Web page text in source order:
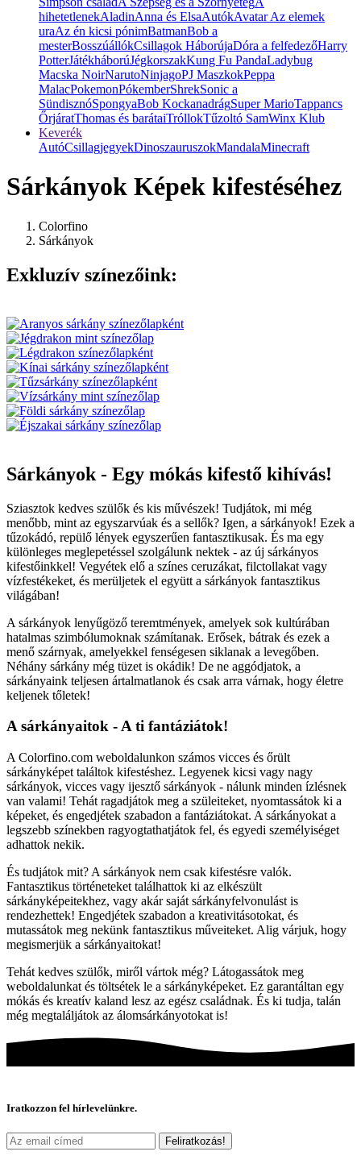
hihetetlenekAladinAnna és ElsaAutókAvatar Az elemek
uraAz én kicsi pónimBatmanBob a
mesterBosszúállókCsillagok HáborújaDóra a felfedezőHarry
PotterJátékháborúJégkorszakKung Fu PandaLadybug
Macska NoirNarutoNinjagoPJ MaszkokPeppa
MalacPokemonPókemberShrekSonic a
SündisznóSpongyaBob KockanadrágSuper MarioTappancs
ŐrjáratThomas és barátaiTróllokTűzoltó SamWinx Klub
Keverék
AutóCsillagjegyekDinoszauruszokMandalaMinecraft
Sárkányok Képek kifestéséhez
Colorfino
Sárkányok
Exkluzív színezőink:
Sárkányok - Egy mókás kifestő kihívás!
Sziasztok kedves szülők és kis művészek! Tudjátok, mi még
menőbb, mint az egyszarvúak és a sellők? Igen, a sárkányok! Ezek a
tűzokádó, repülő lények egyszerűen fantasztikusak. És ma egy
különleges meglepetéssel szolgálunk nektek - az új sárkányos
kifestőinkkel! Vegyétek elő a színes ceruzákat, filctollakat vagy
vízfestékeket, és merüljetek el együtt a sárkányok fantasztikus
világában!
A sárkányok lenyűgöző teremtmények, amelyek sok kultúrában
hatalmas szimbólumoknak számítanak. Erősek, bátrak és ezek a
menő szárnyak, amelyekkel fenségesen siklanak a levegőben.
Néhány sárkány még tüzet is okádik! De ne aggódjatok, a
sárkányaink teljesen ártalmatlanok és csak arra várnak, hogy életre
keljenek tőletek!
A sárkányaitok - A ti fantáziátok!
A Colorfino.com weboldalunkon számos vicces és őrült
sárkányképet találtok kifestéshez. Legyenek kicsi vagy nagy
sárkányok, vicces vagy ijesztő sárkányok - nálunk minden ízlésnek
van valami! Tehát ragadjátok meg a szüleiteket, nyomtassátok ki a
képeket, és engedjétek szabadon a fantáziátokat. A sárkányokat a
legszebb színekben ragyogtathatjátok fel, és egyedi személyiséget
adhattok nekik.
És tudjátok mit? A sárkányok nem csak kifestésre valók.
Fantasztikus történeteket találhattok ki az elkészült
sárkányképeitekhez, vagy akár saját sárkányfelvonulást is
rendezhettek! Engedjétek szabadon a kreativitásotokat, és
mutassátok meg nekünk fantasztikus műveiteket. Alig várjuk, hogy
megismerjük a sárkányaitokat!
Tehát kedves szülők, miről vártok még? Látogassátok meg
weboldalunkat és töltsétek le a sárkányképeket. Ez garantáltan egy
mókás és kreatív kaland lesz az egész családnak. És ki tudja, talán
még megtaláljátok az álomsárkányotokat is!
Iratkozzon fel hírlevelünkre.
Feliratkozás!